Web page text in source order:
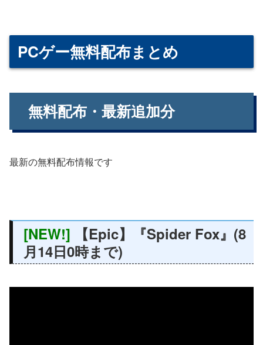
PCゲー無料配布まとめ
無料配布・最新追加分
最新の無料配布情報です
[NEW!]
【Epic】『Spider Fox』(8
月14日0時まで)